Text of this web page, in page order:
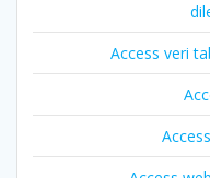
Access veri